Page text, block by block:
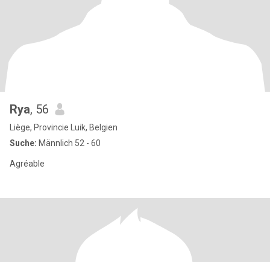
Rya, 56
Liège, Provincie Luik, Belgien
Suche: Männlich 52 - 60
Agréable